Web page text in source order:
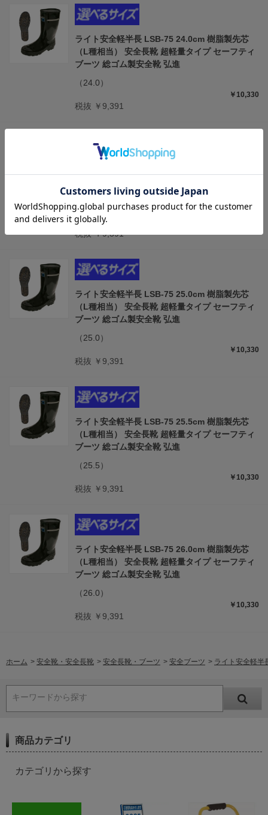
ライト安全軽半長 LSB-75 24.0cm 樹脂製先芯
（L種相当） 安全長靴 超軽量タイプ セーフティ
ブーツ 総ゴム製安全靴 弘進
（24.0）
￥10,330
税抜 ￥9,391
ブーツ 総ゴム製安全靴 弘進
（24.5）
税抜 ￥9,391
ライト安全軽半長 LSB-75 25.0cm 樹脂製先芯
（L種相当） 安全長靴 超軽量タイプ セーフティ
ブーツ 総ゴム製安全靴 弘進
（25.0）
￥10,330
税抜 ￥9,391
ライト安全軽半長 LSB-75 25.5cm 樹脂製先芯
（L種相当） 安全長靴 超軽量タイプ セーフティ
ブーツ 総ゴム製安全靴 弘進
（25.5）
￥10,330
税抜 ￥9,391
ライト安全軽半長 LSB-75 26.0cm 樹脂製先芯
（L種相当） 安全長靴 超軽量タイプ セーフティ
ブーツ 総ゴム製安全靴 弘進
（26.0）
￥10,330
税抜 ￥9,391
ホーム > 安全靴・安全長靴 > 安全長靴・ブーツ > 安全ブーツ > ライト安全軽半
キーワードから探す
商品カテゴリ
カテゴリから探す